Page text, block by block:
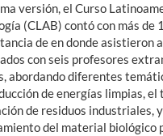
versión, el Curso
(CLAB) contó con más de
de en donde asistieron
con seis profesores
abordando diferentes
de energías limpias,
de residuos industriales,
del material biológico